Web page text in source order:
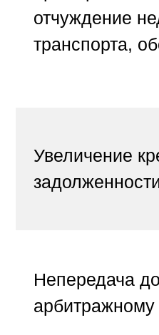
отчуждение
транспорта,
Увеличение
Непередача